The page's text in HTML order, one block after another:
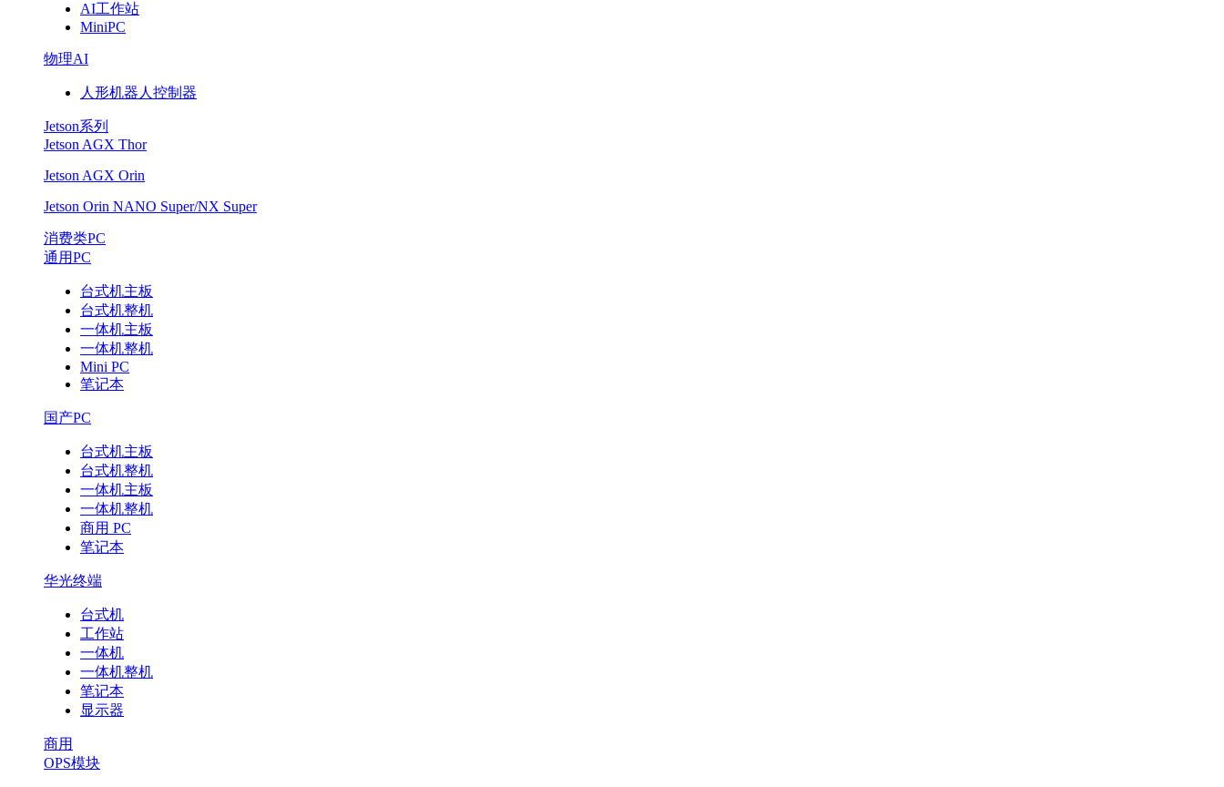
AI工作站
MiniPC
物理AI
人形机器人控制器
Jetson系列
Jetson AGX Thor
Jetson AGX Orin
Jetson Orin NANO Super/NX Super
消费类PC
通用PC
台式机主板
台式机整机
一体机主板
一体机整机
Mini PC
笔记本
国产PC
台式机主板
台式机整机
一体机主板
一体机整机
商用 PC
笔记本
华光终端
台式机
工作站
一体机
一体机整机
笔记本
显示器
商用
OPS模块